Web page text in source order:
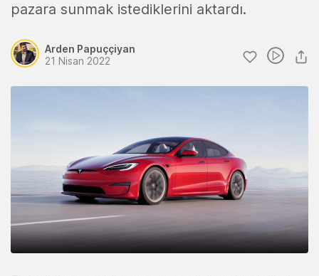
pazara sunmak istediklerini aktardı.
Arden Papuççiyan
21 Nisan 2022